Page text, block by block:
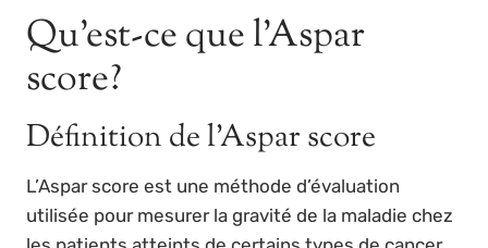
Qu’est-ce que l’Aspar
score?
Définition de l’Aspar score
L’Aspar score est une méthode d’évaluation
utilisée pour mesurer la gravité de la maladie chez